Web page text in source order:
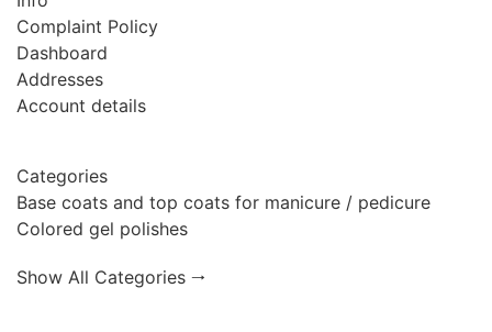
Complaint Policy
Dashboard
Addresses
Account details
Categories
Base coats and top coats for manicure / pedicure
Colored gel polishes
Show All Categories 🠂